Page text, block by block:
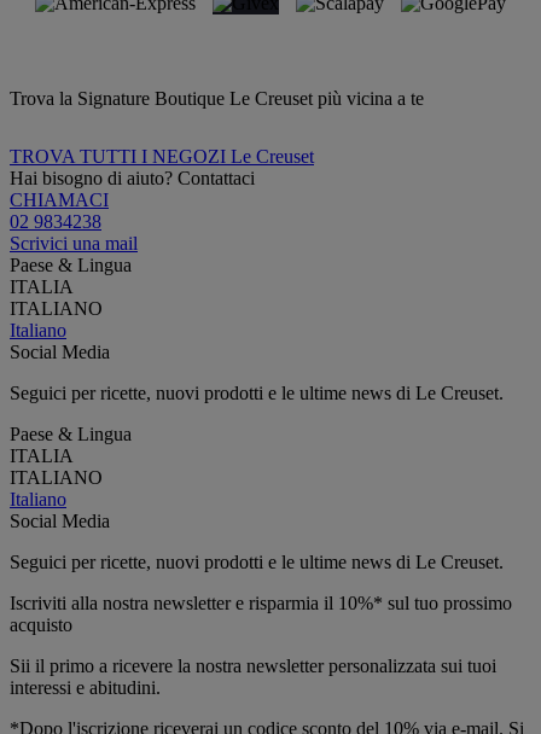
Trova la Signature Boutique Le Creuset più vicina a te
TROVA TUTTI I NEGOZI Le Creuset
Hai bisogno di aiuto? Contattaci
CHIAMACI
02 9834238
Scrivici una mail
Paese & Lingua
ITALIA
ITALIANO
Italiano
Social Media
Seguici per ricette, nuovi prodotti e le ultime news di Le Creuset.
Paese & Lingua
ITALIA
ITALIANO
Italiano
Social Media
Seguici per ricette, nuovi prodotti e le ultime news di Le Creuset.
Iscriviti alla nostra newsletter e risparmia il 10%* sul tuo prossimo
acquisto
Sii il primo a ricevere la nostra newsletter personalizzata sui tuoi
interessi e abitudini.
*Dopo l'iscrizione riceverai un codice sconto del 10% via e-mail. Si